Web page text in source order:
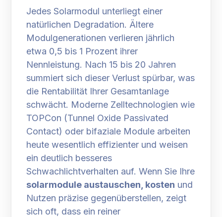
Jedes Solarmodul unterliegt einer
natürlichen Degradation. Ältere
Modulgenerationen verlieren jährlich
etwa 0,5 bis 1 Prozent ihrer
Nennleistung. Nach 15 bis 20 Jahren
summiert sich dieser Verlust spürbar, was
die Rentabilität Ihrer Gesamtanlage
schwächt. Moderne Zelltechnologien wie
TOPCon (Tunnel Oxide Passivated
Contact) oder bifaziale Module arbeiten
heute wesentlich effizienter und weisen
ein deutlich besseres
Schwachlichtverhalten auf. Wenn Sie Ihre
solarmodule austauschen, kosten und
Nutzen präzise gegenüberstellen, zeigt
sich oft, dass ein reiner